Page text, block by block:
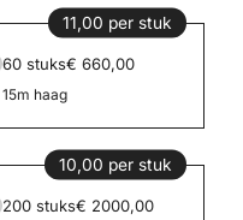
11,00 per stuk
60 stuks€ 660,00
15m haag
10,00 per stuk
200 stuks€ 2000,00